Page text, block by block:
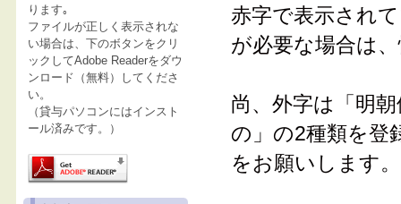
ります｡
ファイルが正しく表示されな
い場合は、下のボタンをクリ
ックしてAdobe Readerをダウ
ンロード（無料）してくださ
い。
（貸与パソコンにはインスト
ール済みです。）
赤字で表示され
が必要な場合は
尚、外字は「明
の」の2種類を登
をお願いします。